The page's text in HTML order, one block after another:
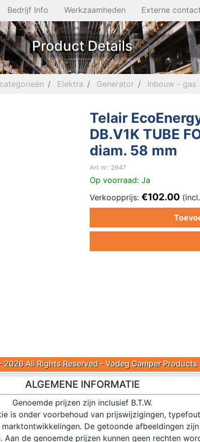
Bedrijf Info Werkzaamheden Externe
Product Details
Elektra Generator Inbouw - gas
Telair
DB.V1K TUBE
diam. 58 mm
Art nr: 2647
Op voorraad: Ja
Verkoopprijs: €102.00
All Rights Reserved - Vodeg Camper Products
ALGEMENE INFORMATIE
Genoemde prijzen zijn inclusief B.T.W.
is onder voorbehoud van prijswijzigingen,
marktontwikkelingen. De getoonde afbeeldingen
Aan de genoemde prijzen kunnen geen rechten